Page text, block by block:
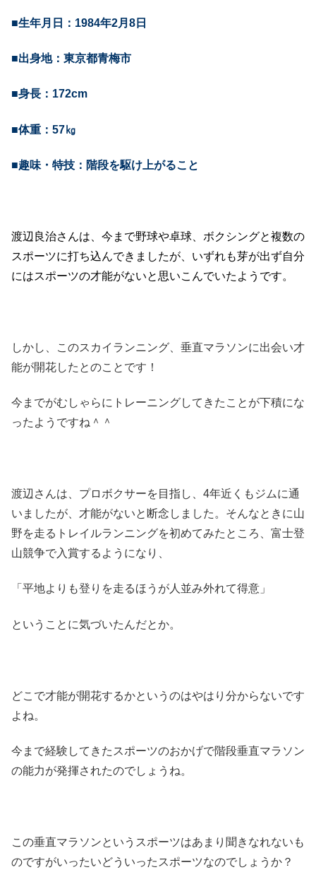
■生年月日：1984年2月8日
■出身地：東京都青梅市
■身長：172cm
■体重：57㎏
■趣味・特技：階段を駆け上がること
渡辺良治さんは、今まで野球や卓球、ボクシングと複数の
スポーツに打ち込んできましたが、いずれも芽が出ず自分
にはスポーツの才能がないと思いこんでいたようです。
しかし、このスカイランニング、垂直マラソンに出会い才
能が開花したとのことです！
今までがむしゃらにトレーニングしてきたことが下積にな
ったようですね＾＾
渡辺さんは、プロボクサーを目指し、4年近くもジムに通
いましたが、才能がないと断念しました。そんなときに山
野を走るトレイルランニングを初めてみたところ、富士登
山競争で入賞するようになり、
「平地よりも登りを走るほうが人並み外れて得意」
ということに気づいたんだとか。
どこで才能が開花するかというのはやはり分からないです
よね。
今まで経験してきたスポーツのおかげで階段垂直マラソン
の能力が発揮されたのでしょうね。
この垂直マラソンというスポーツはあまり聞きなれないも
のですがいったいどういったスポーツなのでしょうか？